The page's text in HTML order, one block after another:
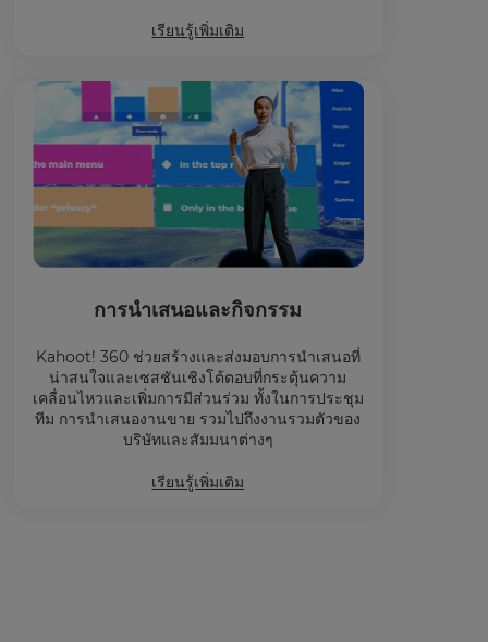
เรียนรู้เพิ่มเติม
การนำเสนอและกิจกรรม
Kahoot! 360 ช่วยสร้างและส่งมอบการนำเสนอที่
น่าสนใจและเซสชันเชิงโต้ตอบที่กระตุ้นความ
เคลื่อนไหวและเพิ่มการมีส่วนร่วม ทั้งในการประชุม
ทีม การนำเสนองานขาย รวมไปถึงงานรวมตัวของ
บริษัทและสัมมนาต่างๆ
เรียนรู้เพิ่มเติม